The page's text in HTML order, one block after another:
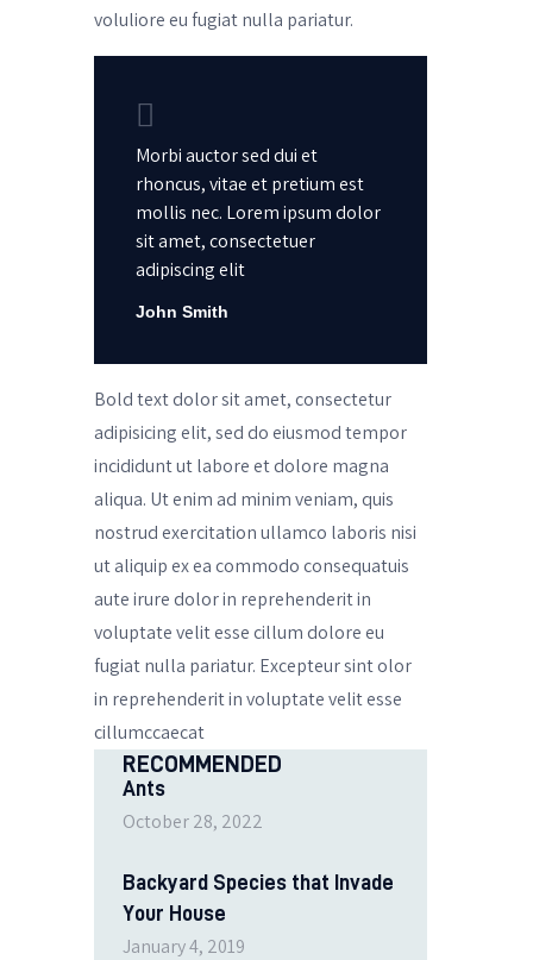
voluliore eu fugiat nulla pariatur.
Morbi auctor sed dui et
rhoncus, vitae et pretium est
mollis nec. Lorem ipsum dolor
sit amet, consectetuer
adipiscing elit
John Smith
Bold text dolor sit amet, consectetur
adipisicing elit, sed do eiusmod tempor
incididunt ut labore et dolore magna
aliqua. Ut enim ad minim veniam, quis
nostrud exercitation ullamco laboris nisi
ut aliquip ex ea commodo consequatuis
aute irure dolor in reprehenderit in
voluptate velit esse cillum dolore eu
fugiat nulla pariatur. Excepteur sint olor
in reprehenderit in voluptate velit esse
cillumccaecat
RECOMMENDED
Ants
October 28, 2022
Backyard Species that Invade
Your House
January 4, 2019